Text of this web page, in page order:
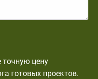
точную цену
готовых проектов.